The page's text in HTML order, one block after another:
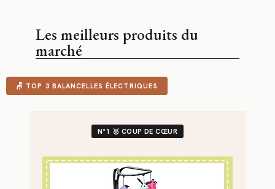
Les meilleurs produits du
marché
🪑 TOP 3 BALANCELLES ÉLECTRIQUES
N°1 🥇 COUP DE CŒUR